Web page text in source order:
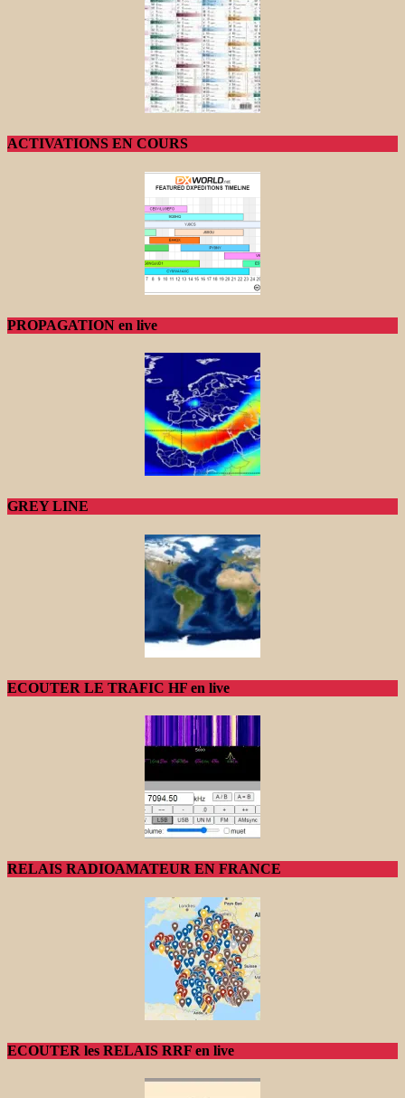
ACTIVATIONS EN COURS
PROPAGATION en live
GREY LINE
ECOUTER LE TRAFIC HF en live
RELAIS RADIOAMATEUR EN FRANCE
ECOUTER les RELAIS RRF en live